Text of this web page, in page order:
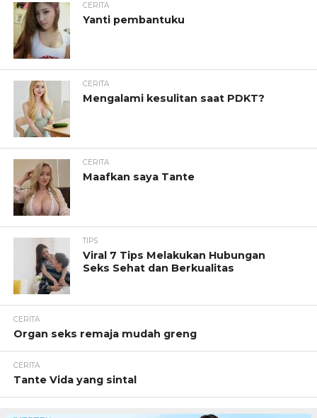
CERITA
Yanti pembantuku
CERITA
Mengalami kesulitan saat PDKT?
CERITA
Maafkan saya Tante
TIPS
Viral 7 Tips Melakukan Hubungan
Seks Sehat dan Berkualitas
CERITA
Organ seks remaja mudah greng
CERITA
Tante Vida yang sintal